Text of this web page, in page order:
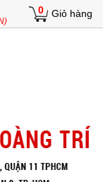
0 Giỏ hàng